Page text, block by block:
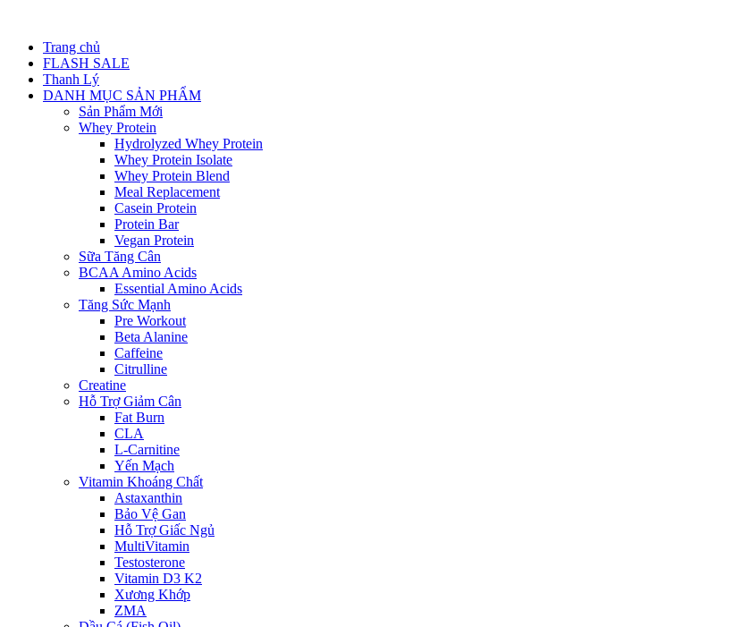
Trang chủ
FLASH SALE
Thanh Lý
DANH MỤC SẢN PHẨM
Sản Phẩm Mới
Whey Protein
Hydrolyzed Whey Protein
Whey Protein Isolate
Whey Protein Blend
Meal Replacement
Casein Protein
Protein Bar
Vegan Protein
Sữa Tăng Cân
BCAA Amino Acids
Essential Amino Acids
Tăng Sức Mạnh
Pre Workout
Beta Alanine
Caffeine
Citrulline
Creatine
Hỗ Trợ Giảm Cân
Fat Burn
CLA
L-Carnitine
Yến Mạch
Vitamin Khoáng Chất
Astaxanthin
Bảo Vệ Gan
Hỗ Trợ Giấc Ngủ
MultiVitamin
Testosterone
Vitamin D3 K2
Xương Khớp
ZMA